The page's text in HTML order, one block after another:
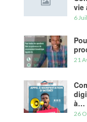
vie
6
21
à…
26